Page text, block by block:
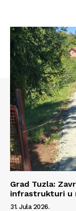
Info
Grad Tuzla:
infrastrukturi u
31. Jula 2026.